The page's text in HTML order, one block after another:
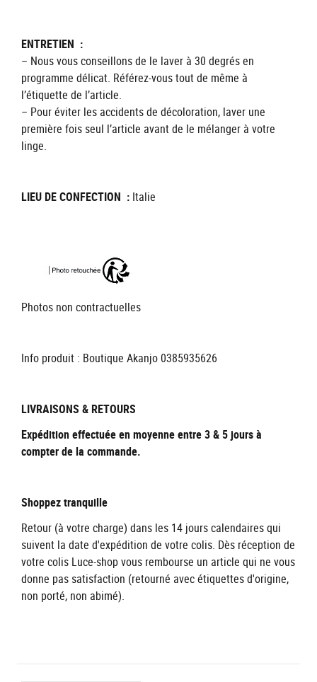
ENTRETIEN :
– Nous vous conseillons de le laver à 30 degrés en
programme délicat. Référez-vous tout de même à
l’étiquette de l’article.
– Pour éviter les accidents de décoloration, laver une
première fois seul l’article avant de le mélanger à votre
linge.
LIEU DE CONFECTION : Italie
Photos non contractuelles
Info produit : Boutique Akanjo 0385935626
LIVRAISONS & RETOURS
Expédition effectuée en moyenne entre 3 & 5 jours à
compter de la commande.
Shoppez tranquille
Retour (à votre charge) dans les 14 jours calendaires qui
suivent la date d'expédition de votre colis. Dès réception de
votre colis Luce-shop vous rembourse un article qui ne vous
donne pas satisfaction (retourné avec étiquettes d'origine,
non porté, non abimé).